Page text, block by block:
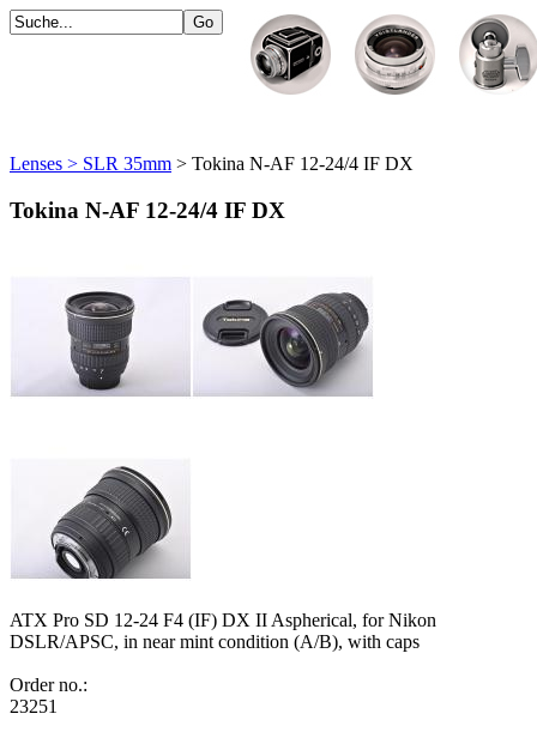
Lenses > SLR 35mm > Tokina N-AF 12-24/4 IF DX
Tokina N-AF 12-24/4 IF DX
ATX Pro SD 12-24 F4 (IF) DX II Aspherical, for Nikon
DSLR/APSC, in near mint condition (A/B), with caps
Order no.:
23251